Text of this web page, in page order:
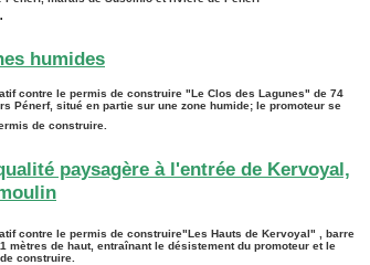
.
humides
contre le permis de construire "Le Clos des Lagunes" de 74
Pénerf, situé en partie sur une zone humide; le promoteur se
de construire.
paysagère à l'entrée de Kervoyal,
contre le permis de construire"Les Hauts de Kervoyal" , barre
mètres de haut, entraînant le désistement du promoteur et le
construire.